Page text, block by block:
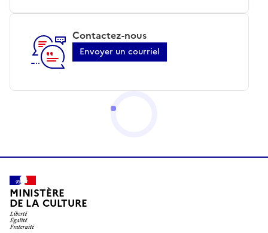
Contactez-nous
Envoyer un courriel
MINISTÈRE
DE LA CULTURE